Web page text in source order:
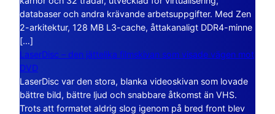
databaser och andra krävande arbetsuppgifter. Med Zen
2-arkitektur, 128 MB L3-cache, åttakanaligt DDR4-minne
[…]
LaserDisc – den jättelika filmskivan som visade vägen mot
DVD
LaserDisc var den stora, blanka videoskivan som lovade
bättre bild, bättre ljud och snabbare åtkomst än VHS.
Trots att formatet aldrig slog igenom på bred front blev